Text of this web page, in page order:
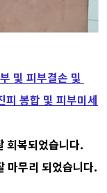
및 피부결손 및
피 봉합 및 피부미세
회복되었습니다.
마무리 되었습니다.